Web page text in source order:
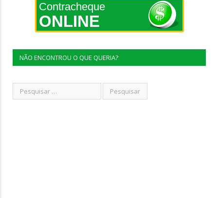
Contracheque
ONLINE
NÃO ENCONTROU O QUE QUERIA?